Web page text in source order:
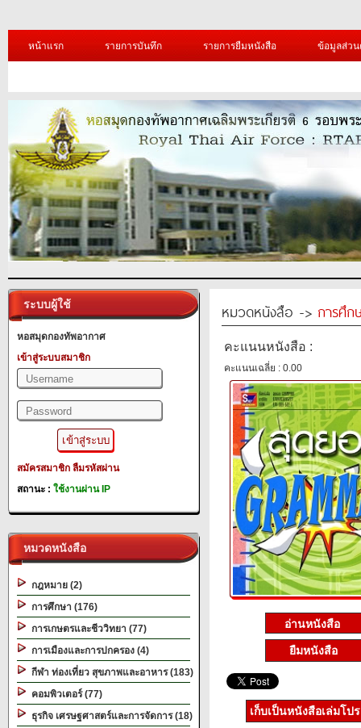
หน้าแรก รายการบันทึก รายการยืมหนังสือ ข้อมูลส่ว
ระบบผู้ใช้
หอสมุดกองทัพอากาศ
เข้าสู่ระบบสมาชิก
สมัครสมาชิก ลืมรหัสผ่าน
สถานะ : ใช้งานผ่าน IP
หมวดหนังสือ
กฎหมาย (2)
การศึกษา (176)
การเกษตรและชีววิทยา (77)
การเมืองและการปกครอง (4)
กีฬา ท่องเที่ยว สุขภาพและอาหาร (183)
คอมพิวเตอร์ (77)
ธุรกิจ เศรษฐศาสตร์และการจัดการ (18)
หมวดหนังสือ -> การศึก
คะแนนหนังสือ :
คะแนนเฉลี่ย : 0.00
ยืมหนังสือ
เก็บเป็นหนังสือเล่มโป